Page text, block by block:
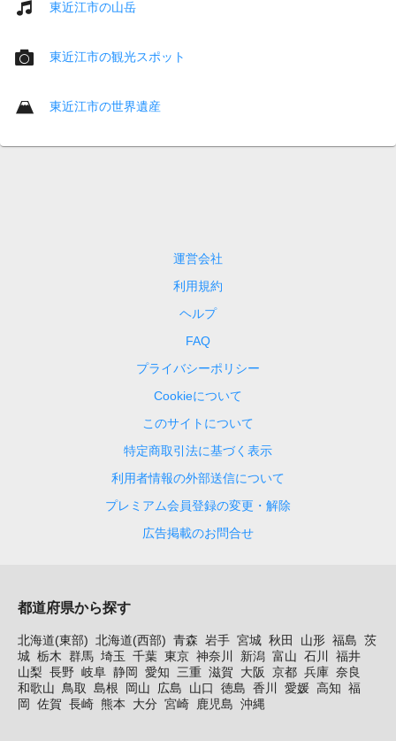
東近江市の山岳
東近江市の観光スポット
東近江市の世界遺産
運営会社
利用規約
ヘルプ
FAQ
プライバシーポリシー
Cookieについて
このサイトについて
特定商取引法に基づく表示
利用者情報の外部送信について
プレミアム会員登録の変更・解除
広告掲載のお問合せ
都道府県から探す
北海道(東部) 北海道(西部) 青森 岩手 宮城 秋田 山形 福島 茨
城 栃木 群馬 埼玉 千葉 東京 神奈川 新潟 富山 石川
福井
山梨 長野 岐阜 静岡 愛知 三重 滋賀 大阪 京都 兵庫 奈良
和歌山 鳥取 島根 岡山 広島 山口 徳島 香川 愛媛 高知 福
岡
佐賀 長崎 熊本 大分 宮崎 鹿児島 沖縄